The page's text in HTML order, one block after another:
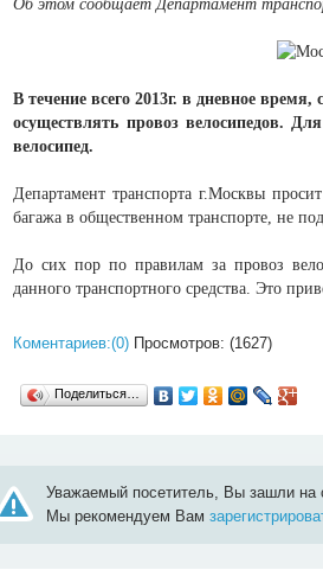
Об этом сообщает Департамент
В течение всего 2013г. в дневное
осуществлять провоз велосипедов.
велосипед.
Департамент транспорта г.Москвы
багажа в общественном транспорте, не
До сих пор по правилам за провоз
данного транспортного средства. Это
Коментариев:(0) Просмотров: (1627)
Поделиться…
Уважаемый посетитель, Вы зашли на
Мы рекомендуем Вам